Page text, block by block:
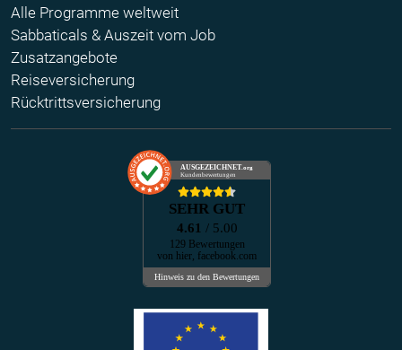
Alle Programme weltweit
Sabbaticals & Auszeit vom Job
Zusatzangebote
Reiseversicherung
Rücktrittsversicherung
AUSGEZEICHNET.org
Kundenbewertungen
SEHR GUT
4.61 / 5.00
129 Bewertungen
von hier, facebook.com
Hinweis zu den Bewertungen